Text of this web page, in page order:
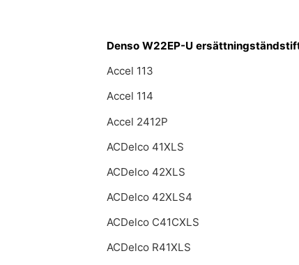
Denso W22EP-U
Accel 113
Accel 114
Accel 2412P
ACDelco 41XLS
ACDelco 42XLS
ACDelco 42XLS4
ACDelco C41CXLS
ACDelco R41XLS